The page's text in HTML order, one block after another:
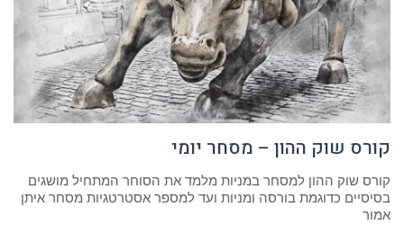
קורס שוק ההון – מסחר יומי
קורס שוק ההון למסחר במניות מלמד את הסוחר המתחיל מושגים
בסיסיים כדוגמת בורסה ומניות ועד למספר אסטרטגיות מסחר איתן
אמור